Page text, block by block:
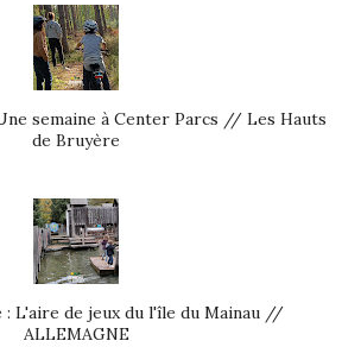
semaine à Center Parcs // Les Hauts
de Bruyère
: L'aire de jeux du l'île du Mainau //
ALLEMAGNE